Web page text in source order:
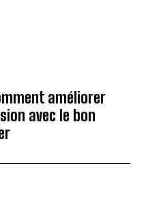
améliorer
avec le bon